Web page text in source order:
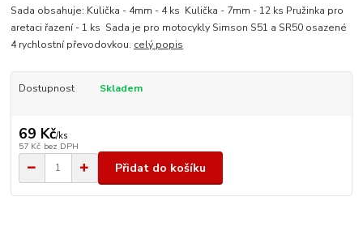
Sada obsahuje: Kulička - 4mm - 4 ks Kulička - 7mm - 12 ks Pružinka pro
aretaci řazení - 1 ks Sada je pro motocykly Simson S51 a SR50 osazené
4 rychlostní převodovkou. celý popis
Dostupnost Skladem
69 Kč/ks
57 Kč bez DPH
Přidat do košíku